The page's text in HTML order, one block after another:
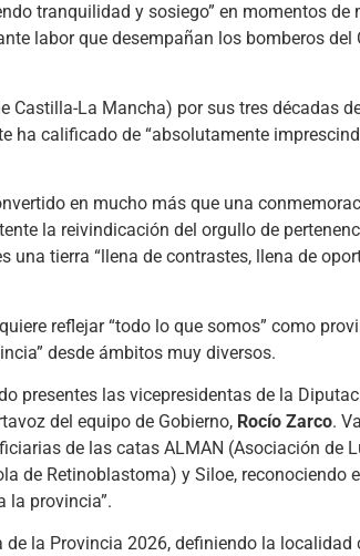
tranquilidad y sosiego” en momentos de
labor que desempañan los bomberos del
Castilla-La Mancha) por sus tres décadas
ha calificado de “absolutamente
en mucho más que una
la reivindicación del orgullo de
una tierra “llena de contrastes, llena de
reflejar “todo lo que somos” como
desde ámbitos muy diversos.
presentes las vicepresidentas de la
del equipo de Gobierno, Rocío Zarco.
de las catas ALMAN (Asociación de
de Retinoblastoma) y Siloe, reconociendo
la provincia”.
de la Provincia 2026, definiendo la localidad